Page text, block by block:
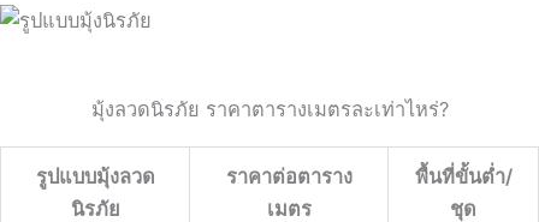
มุ้งลวดนิรภัย ราคาตารางเมตรละเท่าไหร่?
รูปแบบมุ้งลวด
นิรภัย
ราคาต่อตาราง
เมตร
พื้นที่ขั้นต่ำ/
ชุด